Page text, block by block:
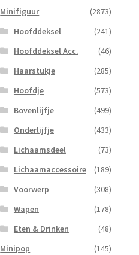
Minifiguur
(2873)
Hoofddeksel
(241)
Hoofddeksel Acc.
(46)
Haarstukje
(285)
Hoofdje
(573)
Bovenlijfje
(499)
Onderlijfje
(433)
Lichaamsdeel
(73)
Lichaamaccessoire
(189)
Voorwerp
(308)
Wapen
(178)
Eten & Drinken
(48)
Minipop
(145)